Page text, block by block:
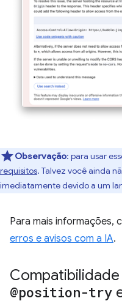
Observação: para usar
requisitos. Talvez você ainda
imediatamente devido a um
Para mais informações,
erros e avisos com a IA.
@position-try